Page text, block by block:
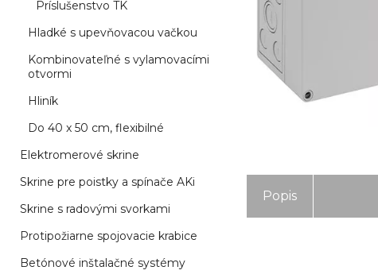
Príslušenstvo TK
Hladké s upevňovacou vačkou
Kombinovateľné s vylamovacími
otvormi
Hliník
Do 40 x 50 cm, flexibilné
Elektromerové skrine
Skrine pre poistky a spínače AKi
Skrine s radovými svorkami
Protipožiarne spojovacie krabice
Betónové inštalačné systémy
Popis